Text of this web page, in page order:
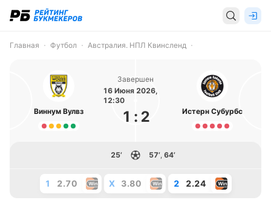
Главная Футбол Австралия. НПЛ Квинсленд
Виннум Вулвз
Завершен
16 Июня 2026,
12:30
1 : 2 Истерн Субурбс
25’ 57’, 64’
1 2.70 X 3.80 2 2.24